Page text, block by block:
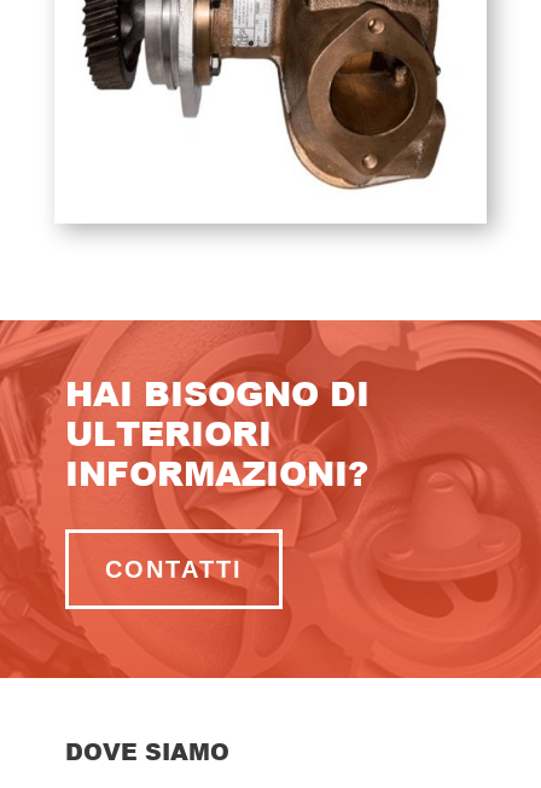
HAI BISOGNO DI
ULTERIORI
INFORMAZIONI?
CONTATTI
DOVE SIAMO